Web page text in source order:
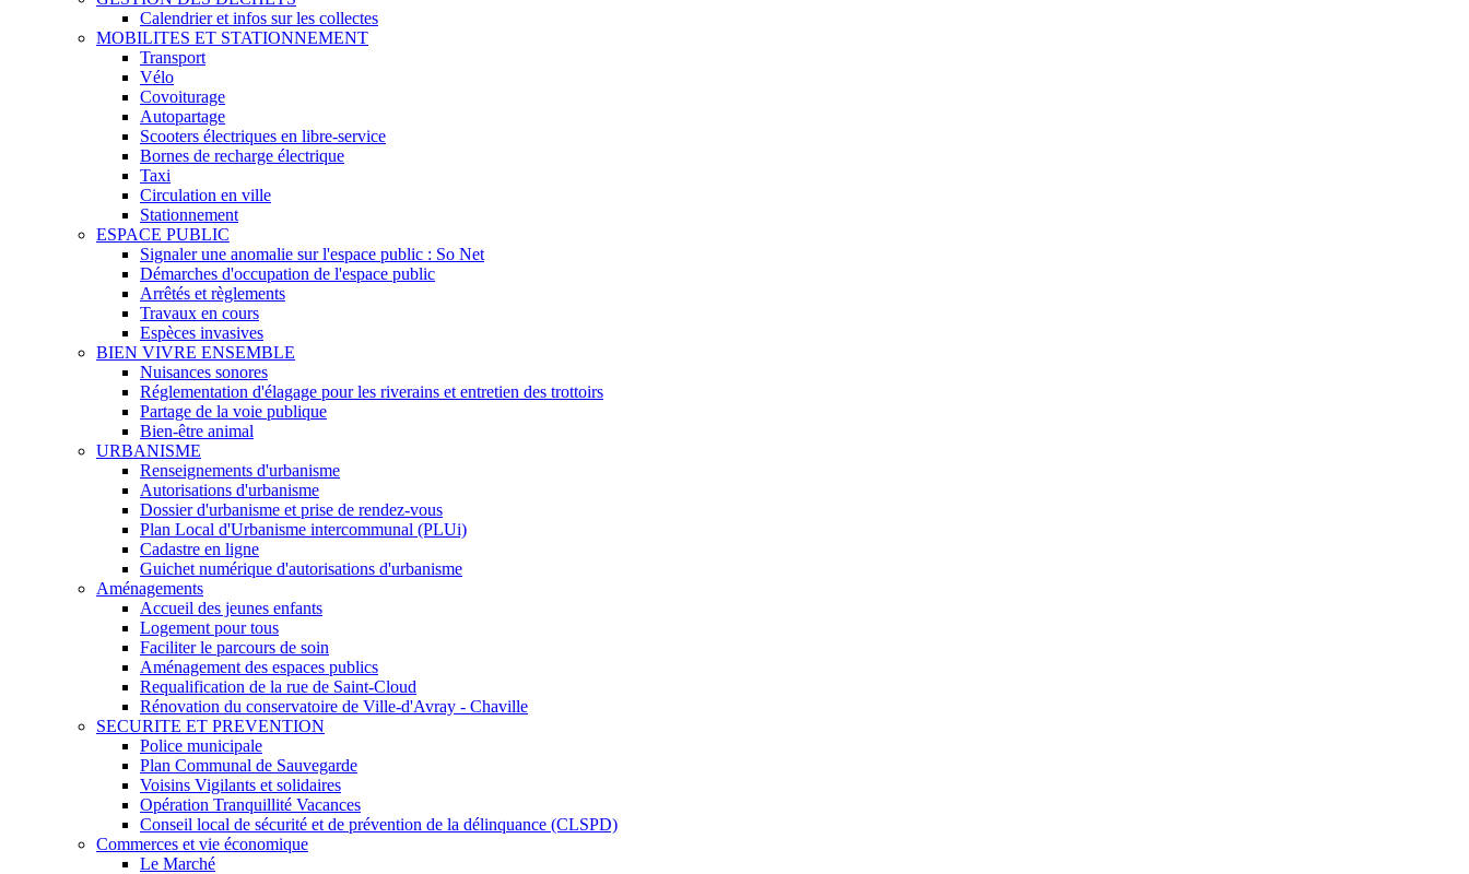
Calendrier et infos sur les collectes
MOBILITES ET STATIONNEMENT
Transport
Vélo
Covoiturage
Autopartage
Scooters électriques en libre-service
Bornes de recharge électrique
Taxi
Circulation en ville
Stationnement
ESPACE PUBLIC
Signaler une anomalie sur l'espace public : So Net
Démarches d'occupation de l'espace public
Arrêtés et règlements
Travaux en cours
Espèces invasives
BIEN VIVRE ENSEMBLE
Nuisances sonores
Réglementation d'élagage pour les riverains et entretien des trottoirs
Partage de la voie publique
Bien-être animal
URBANISME
Renseignements d'urbanisme
Autorisations d'urbanisme
Dossier d'urbanisme et prise de rendez-vous
Plan Local d'Urbanisme intercommunal (PLUi)
Cadastre en ligne
Guichet numérique d'autorisations d'urbanisme
Aménagements
Accueil des jeunes enfants
Logement pour tous
Faciliter le parcours de soin
Aménagement des espaces publics
Requalification de la rue de Saint-Cloud
Rénovation du conservatoire de Ville-d'Avray - Chaville
SECURITE ET PREVENTION
Police municipale
Plan Communal de Sauvegarde
Voisins Vigilants et solidaires
Opération Tranquillité Vacances
Conseil local de sécurité et de prévention de la délinquance (CLSPD)
Commerces et vie économique
Le Marché